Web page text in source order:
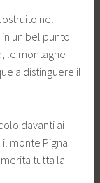
costruito nel
in un bel punto
le montagne
a distinguere il
davanti ai
monte Pigna.
tutta la